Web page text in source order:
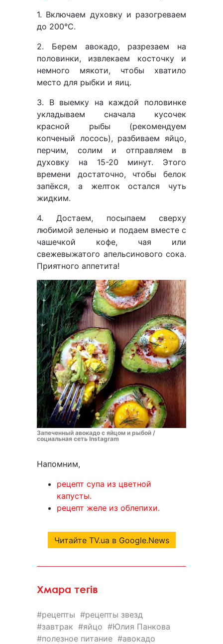
1. Включаем духовку и разогреваем
до 200°C.
2. Берем авокадо, разрезаем на
половинки, извлекаем косточку и
немного мякоти, чтобы хватило
место для рыбки и яиц.
3. В выемку на каждой половинке
укладываем сначала кусочек
красной рыбы (рекомендуем
копченый лосось), разбиваем яйцо,
перчим, солим и отправляем в
духовку на 15-20 минут. Этого
времени достаточно, чтобы белок
запёкся, а желток остался чуть
жидким.
4. Достаем, посыпаем сверху
любимой зеленью и подаем вместе с
чашечкой кофе, чая или
свежевыжатого апельсинового сока.
Приятного аппетита!
Запеченный авокадо с яйцом и рыбой /
социальная сеть Instagram
Напомним,
рецепт супа из цветной
капусты.
рецепт желе из облепихи.
Читайте TV.ua в Google.News
Хмара тегів
рецепты
рецепты звезд
завтрак
яйцо
Юлия Панкова
полезное питание
авокадо